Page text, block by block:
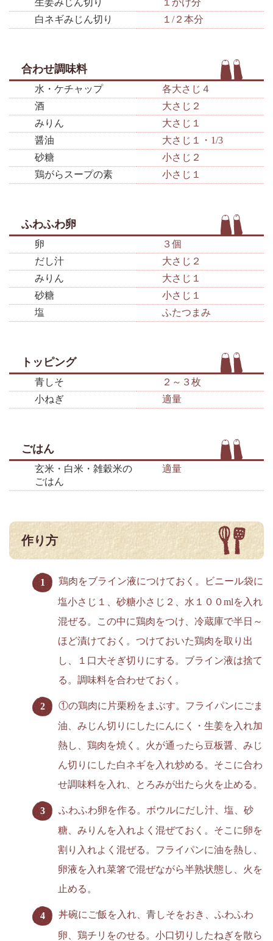
生姜みじん切り
１かけ分
白ネギみじん切り
１/２本分
合わせ調味料
水・ケチャップ
各大さじ４
酒
大さじ２
みりん
大さじ１
醤油
大さじ１・1/3
砂糖
小さじ２
鶏がらスープの素
小さじ１
ふわふわ卵
卵
３個
だし汁
大さじ２
みりん
大さじ１
砂糖
小さじ１
塩
ふたつまみ
トッピング
青しそ
２～３枚
小ねぎ
適量
ごはん
玄米・白米・雑穀米の
ごはん
適量
作り方
鶏肉をブライン液につけておく。ビニール袋に
塩小さじ１、砂糖小さじ２、水１００mlを入れ
混ぜる。この中に鶏肉をつけ、冷蔵庫で半日～
ほど漬けておく。つけておいた鶏肉を取り出
し、１口大そぎ切りにする。ブライン液は捨て
る。調味料を合わせておく。
①の鶏肉に片栗粉をまぶす。フライパンにごま
油、みじん切りにしたにんにく・生姜を入れ加
熱し、鶏肉を焼く。火が通ったら豆板醤、みじ
ん切りにした白ネギを入れ炒める。そこに合わ
せ調味料を入れ、とろみが出たら火を止める。
ふわふわ卵を作る。ボウルにだし汁、塩、砂
糖、みりんを入れよく混ぜておく。そこに卵を
割り入れよく混ぜる。フライパンに油を熱し、
卵液を入れ菜箸で混ぜながら半熟状態し、火を
止める。
丼碗にご飯を入れ、青しそをおき、ふわふわ
卵、鶏チリをのせる。小口切りしたねぎを散ら